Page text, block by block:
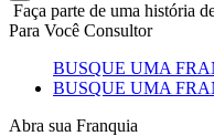
Faça parte de uma história
Para Você Consultor
BUSQUE UMA
BUSQUE UMA
Abra sua Franquia